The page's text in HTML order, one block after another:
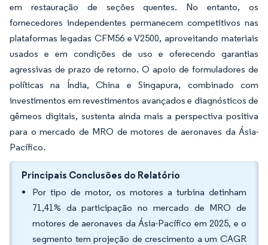
em restauração de seções quentes. No entanto, os
fornecedores independentes permanecem competitivos nas
plataformas legadas CFM56 e V2500, aproveitando materiais
usados e em condições de uso e oferecendo garantias
agressivas de prazo de retorno. O apoio de formuladores de
políticas na Índia, China e Singapura, combinado com
investimentos em revestimentos avançados e diagnósticos de
gêmeos digitais, sustenta ainda mais a perspectiva positiva
para o mercado de MRO de motores de aeronaves da Ásia-
Pacífico.
Principais Conclusões do Relatório
Por tipo de motor, os motores a turbina detinham
71,41% da participação no mercado de MRO de
motores de aeronaves da Ásia-Pacífico em 2025, e o
segmento tem projeção de crescimento a um CAGR